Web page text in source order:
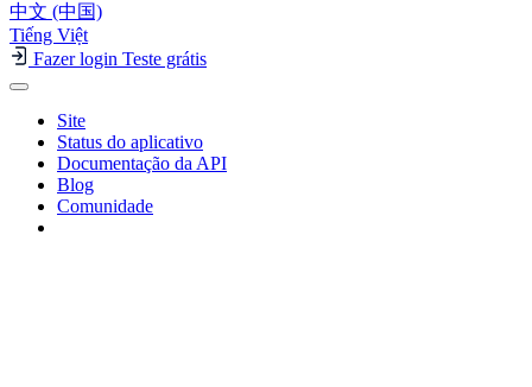
中文 (中国)
Tiếng Việt
Fazer login Teste grátis
Site
Status do aplicativo
Documentação da API
Blog
Comunidade